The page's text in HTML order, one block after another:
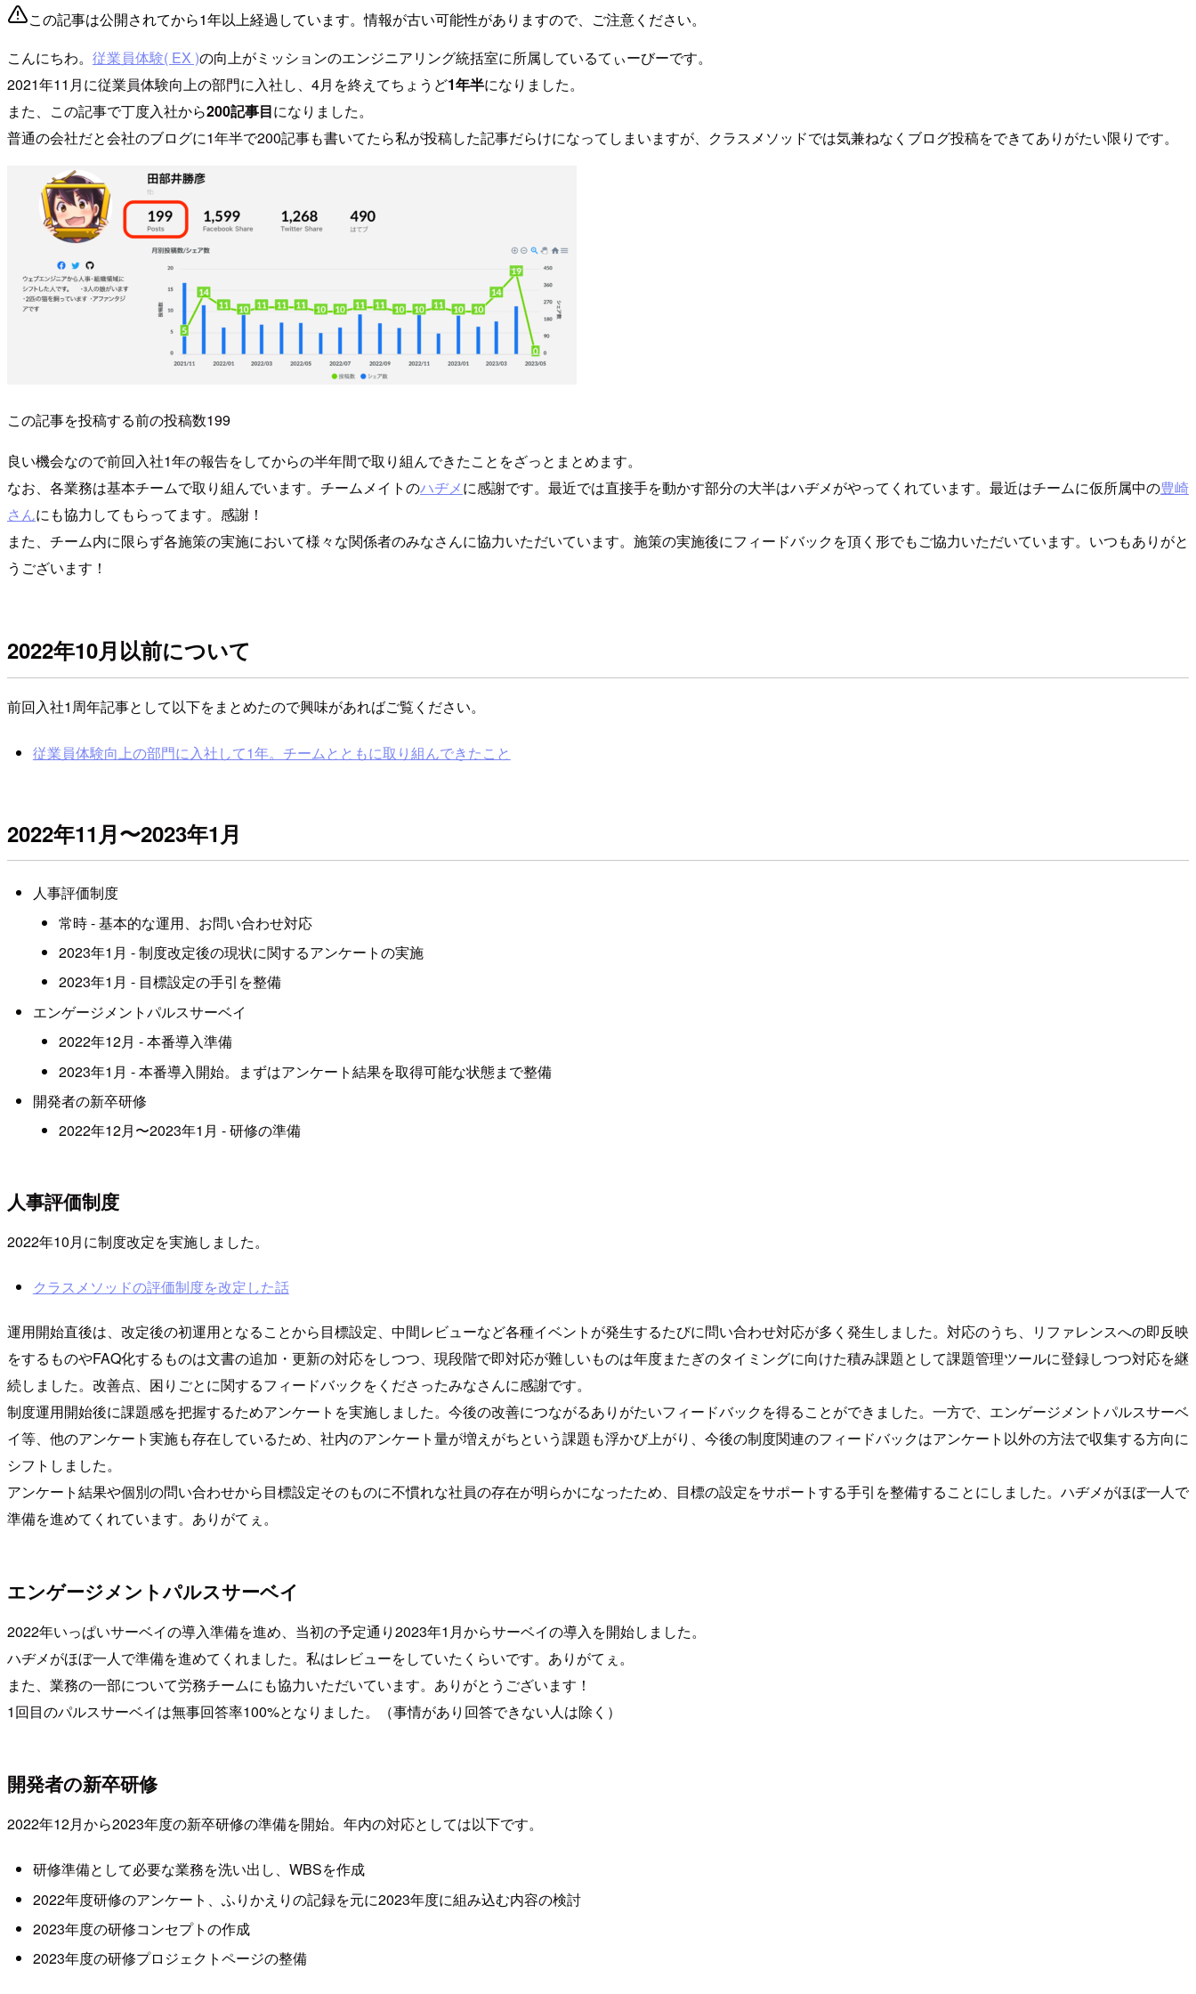
この記事は公開されてから1年以上経過しています。情報が古い可能性がありますので、ご注意ください。
こんにちわ。 従業員体験( EX )の向上がミッションのエンジニアリング統括室に所属しているてぃーびーです。
2021年11月に従業員体験向上の部門に入社し、4月を終えてちょうど1年半になりました。
また、この記事で丁度入社から200記事目になりました。
普通の会社だと会社のブログに1年半で200記事も書いてたら私が投稿した記事だらけになってしまいますが、クラスメソッドでは気兼ねなくブログ投稿をできてありがたい限りです。
この記事を投稿する前の投稿数199
良い機会なので前回入社1年の報告をしてからの半年間で取り組んできたことをざっとまとめます。
なお、各業務は基本チームで取り組んでいます。チームメイトのハヂメに感謝です。最近では直接手を動かす部分の大半はハヂメがやってくれています。最近はチームに仮所属中の豊崎
さんにも協力してもらってます。感謝！
また、チーム内に限らず各施策の実施において様々な関係者のみなさんに協力いただいています。施策の実施後にフィードバックを頂く形でもご協力いただいています。いつもありがと
うございます！
2022年10月以前について
前回入社1周年記事として以下をまとめたので興味があればご覧ください。
従業員体験向上の部門に入社して1年。チームとともに取り組んできたこと
2022年11月〜2023年1月
人事評価制度
常時 - 基本的な運用、お問い合わせ対応
2023年1月 - 制度改定後の現状に関するアンケートの実施
2023年1月 - 目標設定の手引を整備
エンゲージメントパルスサーベイ
2022年12月 - 本番導入準備
2023年1月 - 本番導入開始。まずはアンケート結果を取得可能な状態まで整備
開発者の新卒研修
2022年12月〜2023年1月 - 研修の準備
人事評価制度
2022年10月に制度改定を実施しました。
クラスメソッドの評価制度を改定した話
運用開始直後は、改定後の初運用となることから目標設定、中間レビューなど各種イベントが発生するたびに問い合わせ対応が多く発生しました。対応のうち、リファレンスへの即反映
をするものやFAQ化するものは文書の追加・更新の対応をしつつ、現段階で即対応が難しいものは年度またぎのタイミングに向けた積み課題として課題管理ツールに登録しつつ対応を継
続しました。改善点、困りごとに関するフィードバックをくださったみなさんに感謝です。
制度運用開始後に課題感を把握するためアンケートを実施しました。今後の改善につながるありがたいフィードバックを得ることができました。一方で、エンゲージメントパルスサーベ
イ等、他のアンケート実施も存在しているため、社内のアンケート量が増えがちという課題も浮かび上がり、今後の制度関連のフィードバックはアンケート以外の方法で収集する方向に
シフトしました。
アンケート結果や個別の問い合わせから目標設定そのものに不慣れな社員の存在が明らかになったため、目標の設定をサポートする手引を整備することにしました。ハヂメがほぼ一人で
準備を進めてくれています。ありがてぇ。
エンゲージメントパルスサーベイ
2022年いっぱいサーベイの導入準備を進め、当初の予定通り2023年1月からサーベイの導入を開始しました。
ハヂメがほぼ一人で準備を進めてくれました。私はレビューをしていたくらいです。ありがてぇ。
また、業務の一部について労務チームにも協力いただいています。ありがとうございます！
1回目のパルスサーベイは無事回答率100%となりました。（事情があり回答できない人は除く）
開発者の新卒研修
2022年12月から2023年度の新卒研修の準備を開始。年内の対応としては以下です。
研修準備として必要な業務を洗い出し、WBSを作成
2022年度研修のアンケート、ふりかえりの記録を元に2023年度に組み込む内容の検討
2023年度の研修コンセプトの作成
2023年度の研修プロジェクトページの整備